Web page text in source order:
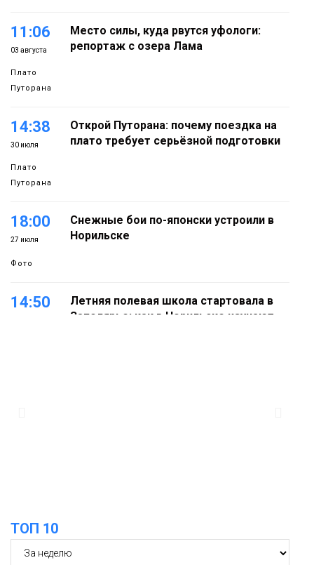
11:06
03 августа
Плато
Путорана
Место силы, куда рвутся уфологи:
репортаж с озера Лама
14:38
30 июля
Плато
Путорана
Открой Путорана: почему поездка на
плато требует серьёзной подготовки
18:00
27 июля
Фото
Снежные бои по-японски устроили в
Норильске
14:50
Летняя полевая школа стартовала в
Заполярье: как в Норильске изучают
18:30
Заполярное лето в разгаре: Норильск
прогрелся до 29 градусов
ТОП 10